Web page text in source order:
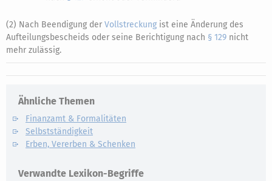
(2) Nach Beendigung der Vollstreckung ist eine Änderung des
Aufteilungsbescheids oder seine Berichtigung nach § 129 nicht
mehr zulässig.
Ähnliche Themen
Finanzamt & Formalitäten
Selbstständigkeit
Erben, Vererben & Schenken
Verwandte Lexikon-Begriffe